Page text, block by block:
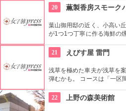
とまちがいなし。
20 薫製香房スモーク
葉山御用邸の近く、小高い
が1つ1つ丁寧に作る海鮮の
「葉山朝市」に出店。白と
21 えびす屋 雷門
浅草を極めた車夫が浅草を
弾むかも。 コースは「一区
好評だとか。
22 上野の森美術館